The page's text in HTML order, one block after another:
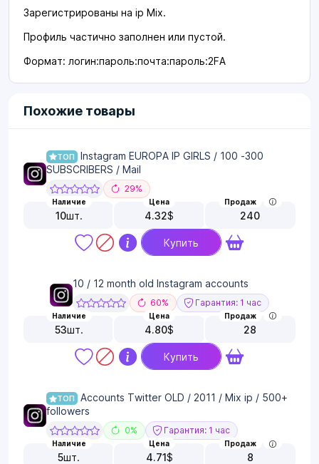
Зарегистрированы на ip Mix.
Профиль частично заполнен или пустой.
Формат: логин:пароль:почта:пароль:2FA
Похожие товары
ТОП
Instagram EUROPA IP GIRLS / 100 -300
SUBSCRIBERS / Mail
29%
Наличие
10шт.
Цена
4.32$
Продаж
240
Купить
10 / 12 month old Instagram accounts
60% Гарантия: 1 час
Наличие
53шт.
Цена
4.80$
Продаж
28
Купить
ТОП
Accounts Twitter OLD / 2011 / Mix ip / 500+
followers
0% Гарантия: 1 час
Наличие
5шт.
Цена
4.71$
Продаж
8